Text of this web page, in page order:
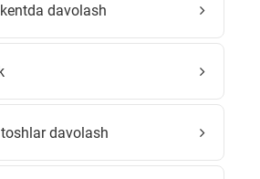
davolash
davolash